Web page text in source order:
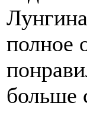
полное
больше